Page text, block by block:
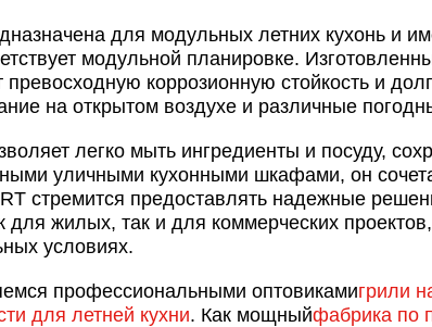
для модульных летних кухонь и
модульной планировке.
превосходную коррозионную стойкость и
на открытом воздухе и различные
легко мыть ингредиенты и посуду,
уличными кухонными шкафами, он
стремится предоставлять надежные
для жилых, так и для коммерческих
условиях.
профессиональными оптовикамигрили
для летней кухни. Как мощныйфабрика по